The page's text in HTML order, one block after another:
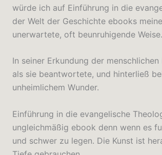
würde ich auf Einführung in die
der Welt der Geschichte ebooks
unerwartete, oft beunruhigende Weise.
In seiner Erkundung der
als sie beantwortete, und hinterließ
unheimlichem Wunder.
Einführung in die evangelische
ungleichmäßig ebook denn wenn es
und schwer zu legen. Die Kunst ist